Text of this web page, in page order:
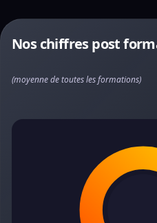
Nos chiffres post
(moyenne de toutes les formations)